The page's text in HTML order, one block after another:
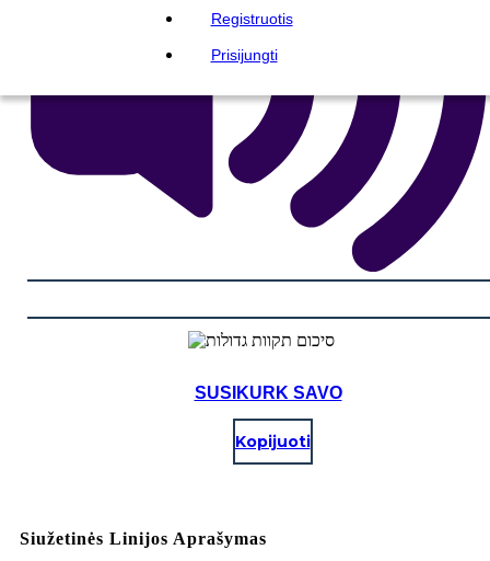
Registruotis
Prisijungti
SUSIKURK SAVO
Kopijuoti
Siužetinės Linijos Aprašymas